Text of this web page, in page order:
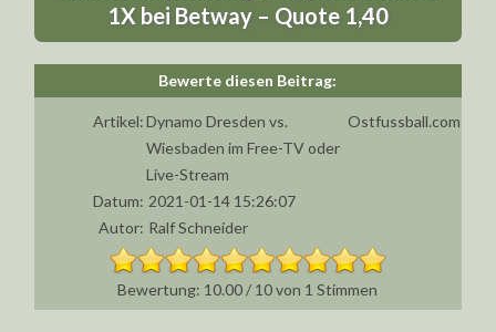
1X bei Betway – Quote 1,40
Artikel:Dynamo Dresden vs.
Wiesbaden im Free-TV oder
Live-Stream
Ostfussball.com
Datum: 2021-01-14 15:26:07
Autor: Ralf Schneider
10.00/ 10von 1 Stimmen